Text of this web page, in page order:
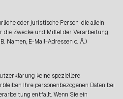
oder juristische Person, die allein
die Zwecke und Mittel der Verarbeitung
Namen, E-Mail-Adressen o. Ä.)
keine speziellere
Ihre personenbezogenen Daten bei
entfällt. Wenn Sie ein